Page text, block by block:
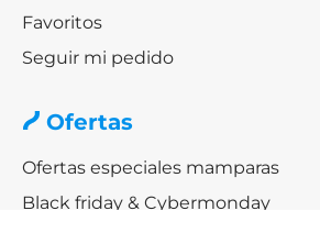
Favoritos
Seguir mi pedido
Ofertas
Ofertas especiales mamparas
Black friday & Cybermonday